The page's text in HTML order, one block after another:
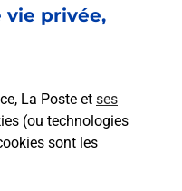
vie privée,
La Poste et ses
(ou technologies
sont les
depuis : ARENA
toutes les